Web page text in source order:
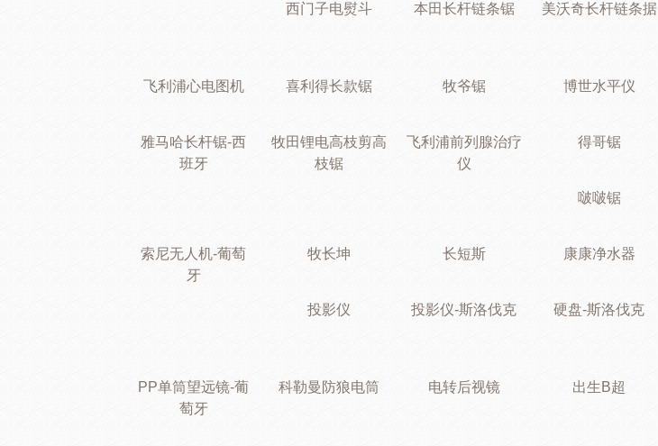
西门子电熨斗 本田长杆链条锯 美沃奇长杆链条据
飞利浦心电图机 喜利得长款锯 牧爷锯 博世水平仪
雅马哈长杆锯-西
班牙
牧田锂电高枝剪高
枝锯
飞利浦前列腺治疗
仪
得哥锯
啵啵锯
索尼无人机-葡萄
牙
牧长坤 长短斯 康康净水器
投影仪 投影仪-斯洛伐克 硬盘-斯洛伐克
PP单筒望远镜-葡
萄牙
科勒曼防狼电筒 电转后视镜 出生B超